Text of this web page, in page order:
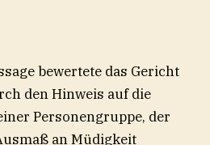
bewertete das Gericht
den Hinweis auf die
Personengruppe, der
an Müdigkeit